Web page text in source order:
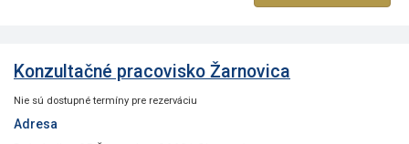
Konzultačné pracovisko Žarnovica
Nie sú dostupné termíny pre rezerváciu
Adresa